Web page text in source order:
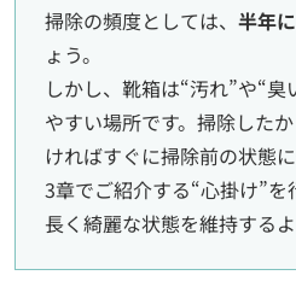
掃除の頻度としては、 半年
ょう。
しかし、靴箱は“汚れ”や“臭
やすい場所です。掃除した
ければすぐに掃除前の状態
3章でご紹介する“心掛け”を
長く綺麗な状態を維持する